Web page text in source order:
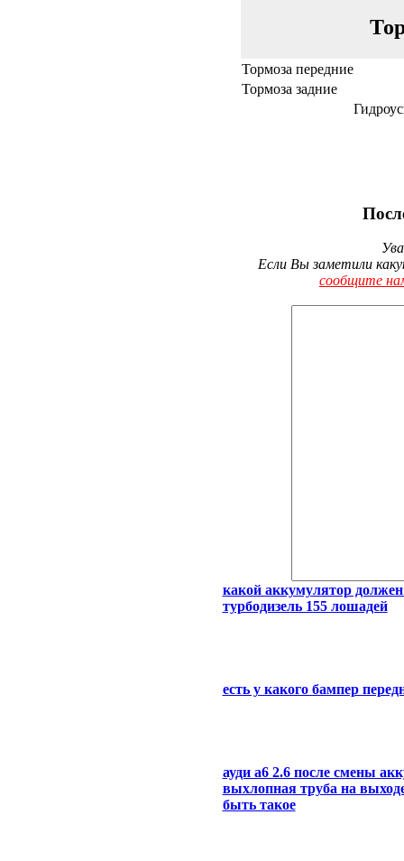
Тормоза передние
Тормоза задние
Если Вы заметили
сообщите
какой аккумулятор должен
турбодизель 155 лошадей
есть у какого бампер
ауди а6 2.6 после смены
выхлопная труба на
быть такое